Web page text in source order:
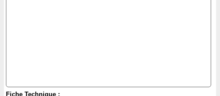
Fiche Technique :